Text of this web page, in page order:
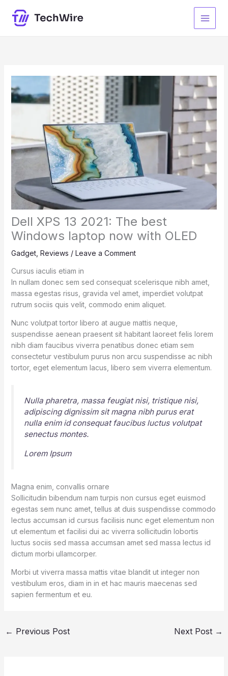
content
Dell XPS 13 2021: The best
Windows laptop now with OLED
Gadget, Reviews / Leave a Comment
Cursus iaculis etiam in
In nullam donec sem sed consequat scelerisque nibh amet,
massa egestas risus, gravida vel amet, imperdiet volutpat
rutrum sociis quis velit, commodo enim aliquet.
Nunc volutpat tortor libero at augue mattis neque,
suspendisse aenean praesent sit habitant laoreet felis lorem
nibh diam faucibus viverra penatibus donec etiam sem
consectetur vestibulum purus non arcu suspendisse ac nibh
tortor, eget elementum lacus, libero sem viverra elementum.
Nulla pharetra, massa feugiat nisi, tristique nisi,
adipiscing dignissim sit magna nibh purus erat
nulla enim id consequat faucibus luctus volutpat
senectus montes.
Lorem Ipsum
Magna enim, convallis ornare
Sollicitudin bibendum nam turpis non cursus eget euismod
egestas sem nunc amet, tellus at duis suspendisse commodo
lectus accumsan id cursus facilisis nunc eget elementum non
ut elementum et facilisi dui ac viverra sollicitudin lobortis
luctus sociis sed massa accumsan amet sed massa lectus id
dictum morbi ullamcorper.
Morbi ut viverra massa mattis vitae blandit ut integer non
vestibulum eros, diam in in et hac mauris maecenas sed
sapien fermentum et eu.
← Previous Post Next Post →